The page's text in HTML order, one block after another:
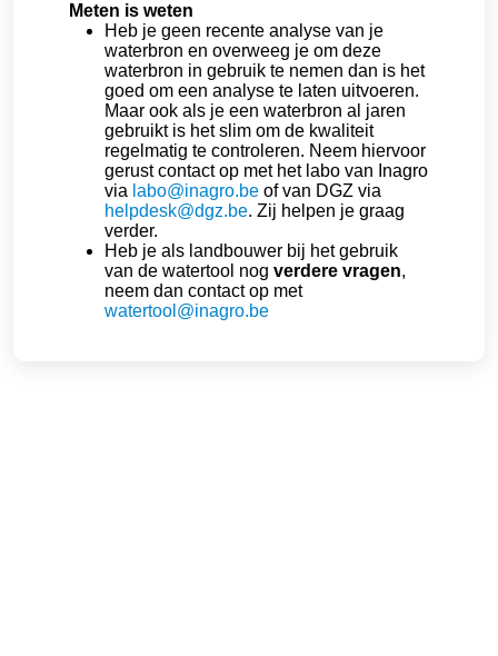
Meten is weten
Heb je geen recente analyse van je
waterbron en overweeg je om deze
waterbron in gebruik te nemen dan is het
goed om een analyse te laten uitvoeren.
Maar ook als je een waterbron al jaren
gebruikt is het slim om de kwaliteit
regelmatig te controleren. Neem hiervoor
gerust contact op met het labo van Inagro
via labo@inagro.be of van DGZ via
helpdesk@dgz.be. Zij helpen je graag
verder.
Heb je als landbouwer bij het gebruik
van de watertool nog verdere vragen,
neem dan contact op met
watertool@inagro.be